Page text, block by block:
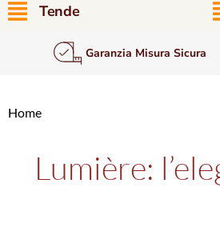
Tende
Garanzia Misura Sicura
Home
Lumière: